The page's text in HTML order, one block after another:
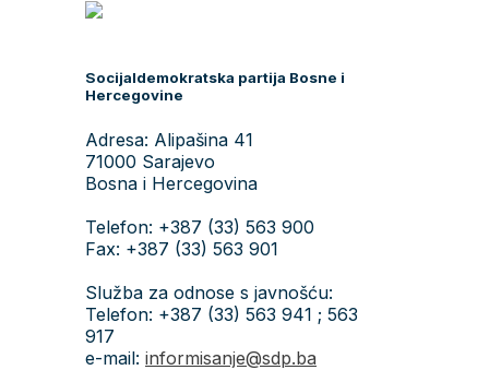
Socijaldemokratska partija Bosne i
Hercegovine
Adresa: Alipašina 41
71000 Sarajevo
Bosna i Hercegovina
Telefon: +387 (33) 563 900
Fax: +387 (33) 563 901
Služba za odnose s javnošću:
Telefon: +387 (33) 563 941 ; 563
917
e-mail: informisanje@sdp.ba